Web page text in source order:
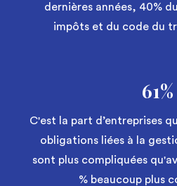
dernières années, 40%
impôts et du code du
61%
C'est la part d’entreprises
obligations liées à la
sont plus compliquées
% beaucoup plus